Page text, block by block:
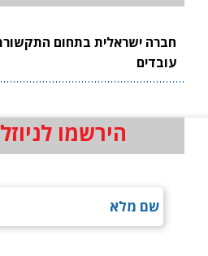
חברה ישראלית בתחום
עובדים
הירשמו